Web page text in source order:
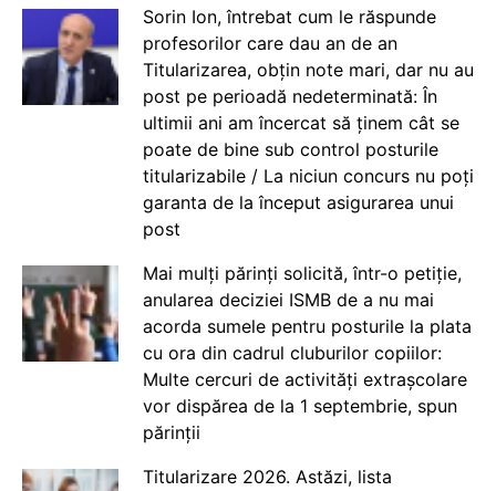
Sorin Ion, întrebat cum le răspunde
profesorilor care dau an de an
Titularizarea, obțin note mari, dar nu au
post pe perioadă nedeterminată: În
ultimii ani am încercat să ținem cât se
poate de bine sub control posturile
titularizabile / La niciun concurs nu poți
garanta de la început asigurarea unui
post
Mai mulți părinți solicită, într-o petiție,
anularea deciziei ISMB de a nu mai
acorda sumele pentru posturile la plata
cu ora din cadrul cluburilor copiilor:
Multe cercuri de activități extrașcolare
vor dispărea de la 1 septembrie, spun
părinții
Titularizare 2026. Astăzi, lista